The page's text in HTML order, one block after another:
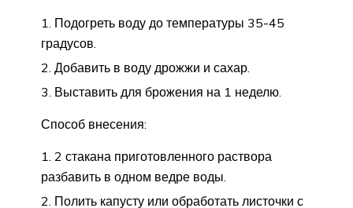
Подогреть воду до температуры 35-45
градусов.
Добавить в воду дрожжи и сахар.
Выставить для брожения на 1 неделю.
Способ внесения:
2 стакана приготовленного раствора
разбавить в одном ведре воды.
Полить капусту или обработать листочки с